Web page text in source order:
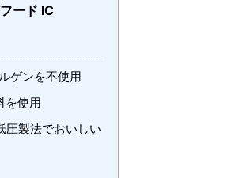
ード IC
ゲンを不使用
を使用
圧製法でおいしい